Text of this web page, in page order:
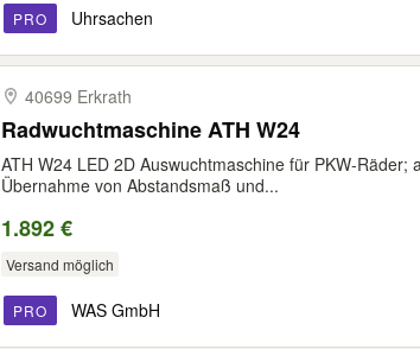
PRO Uhrsachen
40699 Erkrath
Radwuchtmaschine ATH W24
ATH W24 LED 2D Auswuchtmaschine für PKW-Räder;
Übernahme von Abstandsmaß und...
1.892 €
Versand möglich
PRO WAS GmbH